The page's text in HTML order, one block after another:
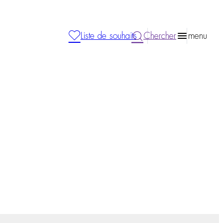
Liste de souhaits Chercher menu